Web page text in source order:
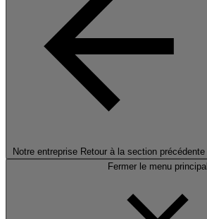
Notre entreprise Retour à la section précédente
Fermer le menu principal